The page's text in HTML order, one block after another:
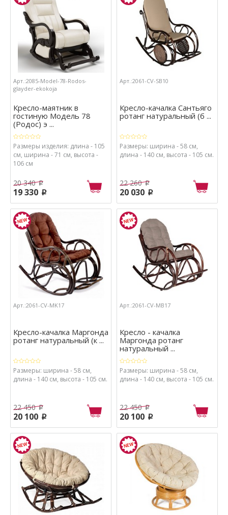
Арт.:2085-Model-78-Rodos-
glayder-ekokoja
Кресло-маятник в
гостиную Модель 78
(Родос) э ...
Размеры изделия: длина - 105
см, ширина - 71 см, высота -
106 см
20 340 p
19 330 p
Арт.:2061-CV-SB10
Кресло-качалка Сантьяго
ротанг натуральный (б ...
Размеры: ширина - 58 см,
длина - 140 см, высота - 105 см.
22 260 p
20 030 p
Арт.:2061-CV-MK17
Кресло-качалка Маргонда
ротанг натуральный (к ...
Размеры: ширина - 58 см,
длина - 140 см, высота - 105 см.
22 450 p
20 100 p
Арт.:2061-CV-MB17
Кресло - качалка
Маргонда ротанг
натуральный ...
Размеры: ширина - 58 см,
длина - 140 см, высота - 105 см.
22 450 p
20 100 p